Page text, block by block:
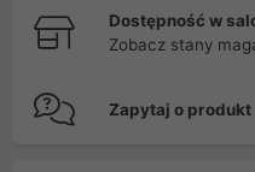
Dostępność w
Zobacz stany
Zapytaj o produkt